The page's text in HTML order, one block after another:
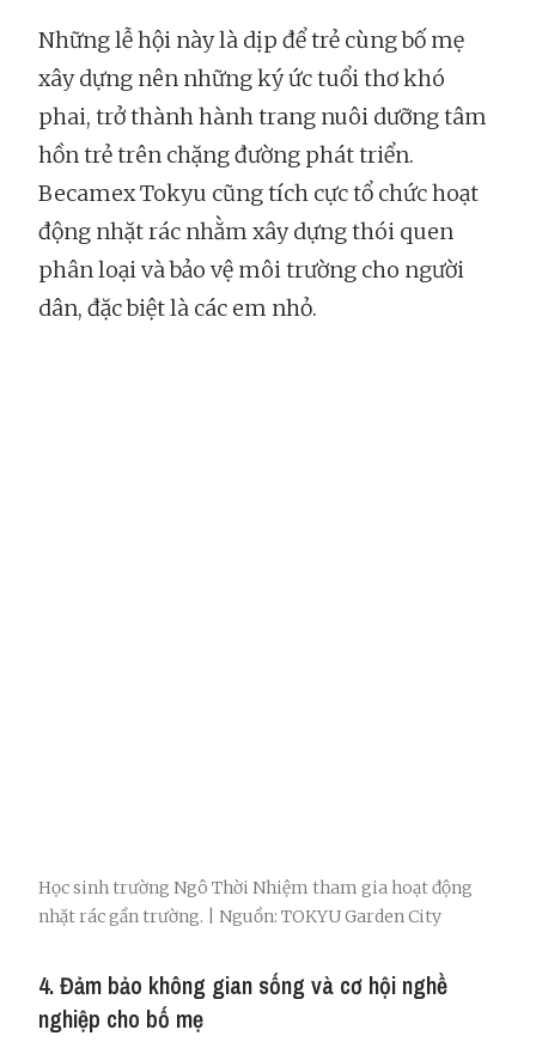
Những lễ hội này là dịp để trẻ cùng bố mẹ
xây dựng nên những ký ức tuổi thơ khó
phai, trở thành hành trang nuôi dưỡng tâm
hồn trẻ trên chặng đường phát triển.
Becamex Tokyu cũng tích cực tổ chức hoạt
động nhặt rác nhằm xây dựng thói quen
phân loại và bảo vệ môi trường cho người
dân, đặc biệt là các em nhỏ.
Học sinh trường Ngô Thời Nhiệm tham gia hoạt động
nhặt rác gần trường. | Nguồn: TOKYU Garden City
4. Đảm bảo không gian sống và cơ hội nghề
nghiệp cho bố mẹ